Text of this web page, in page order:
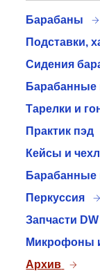
Барабаны
Подставки,
Сидения
Барабанные
Тарелки и
Практик пэд
Кейсы и
Барабанные
Перкуссия
Запчасти
Микрофоны
Архив